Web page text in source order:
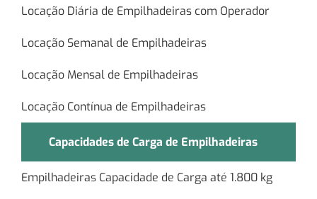
Locação Diária de Empilhadeiras com Operador
Locação Semanal de Empilhadeiras
Locação Mensal de Empilhadeiras
Locação Contínua de Empilhadeiras
Capacidades de Carga de Empilhadeiras
Empilhadeiras Capacidade de Carga até 1.800 kg